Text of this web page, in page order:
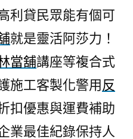
利貸民眾能有個可
就是靈活阿莎力！
當舖講座等複合式
施工客製化警用反
扣優惠與運費補助
業最佳紀錄保持人